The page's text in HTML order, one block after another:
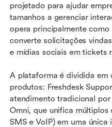
projetado para ajudar
tamanhos a gerenciar
opera principalmente
converte solicitações
e mídias sociais em tickets
A plataforma é dividida em
produtos: Freshdesk
atendimento tradicional
Omni, que unifica
SMS e VoIP) em uma